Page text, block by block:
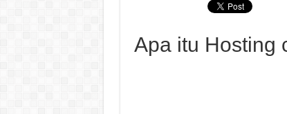
Apa itu Hosting